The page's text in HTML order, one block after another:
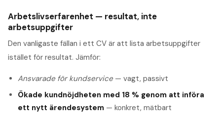
Arbetslivserfarenhet — resultat, inte
arbetsuppgifter
Den vanligaste fällan i ett CV är att lista arbetsuppgifter
istället för resultat. Jämför:
Ansvarade för kundservice — vagt, passivt
Ökade kundnöjdheten med 18 % genom att införa
ett nytt ärendesystem — konkret, mätbart